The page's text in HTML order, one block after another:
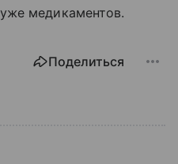
медикаментов.
Поделиться